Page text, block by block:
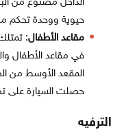
الداخل مصنوع من
حيوية ووحدة تحكم
مقاعد الأطفال:
في مقاعد الأطفال
المقعد الأوسط من
حصلت السيارة على
الترفيه